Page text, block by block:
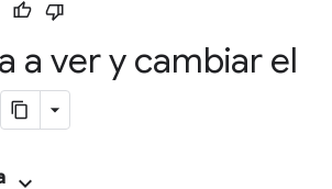
a ver y cambiar el